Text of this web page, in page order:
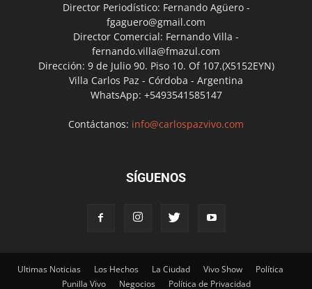
Director Periodístico: Fernando Agüero -
fgaguero@gmail.com
Director Comercial: Fernando Villa -
fernando.villa@fmazul.com
Dirección: 9 de Julio 90. Piso 10. Of 107.(X5152EYN)
Villa Carlos Paz - Córdoba - Argentina
WhatsApp: +5493541585147
Contáctanos: info@carlospazvivo.com
SÍGUENOS
Ultimas Noticias Los Hechos La Ciudad Vivo Show
Política
Punilla Vivo
Negocios Política de Privacidad